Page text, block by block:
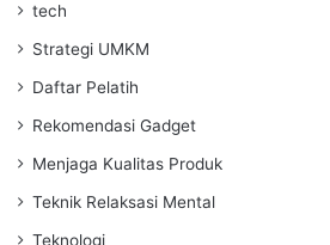
tech
Strategi UMKM
Daftar Pelatih
Rekomendasi Gadget
Menjaga Kualitas Produk
Teknik Relaksasi Mental
Teknologi